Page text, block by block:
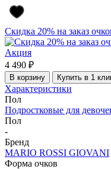
Скидка 20% на заказ
Акция
4 490 ₽
В корзину Купить в 1
Характеристики
Пол
Подростковые для
Пол
-
Бренд
MARIO ROSSI GIOVANI
Форма очков